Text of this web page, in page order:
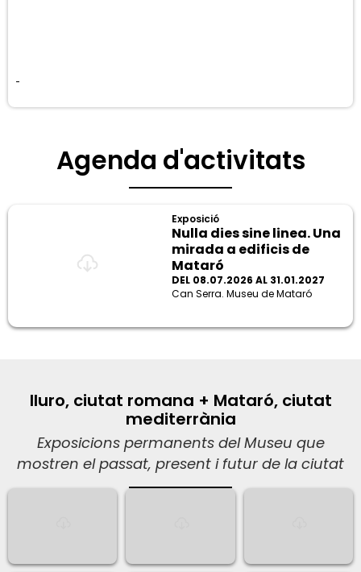
Agenda d'activitats
Exposició
Nulla dies sine linea. Una
mirada a edificis de
Mataró
DEL 08.07.2026 AL 31.01.2027
Can Serra. Museu de Mataró
Iluro, ciutat romana + Mataró, ciutat
mediterrània
Exposicions permanents del Museu que
mostren el passat, present i futur de la ciutat